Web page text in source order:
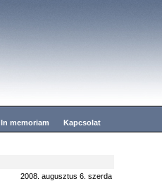
In memoriam Kapcsolat
2008. augusztus 6. szerda